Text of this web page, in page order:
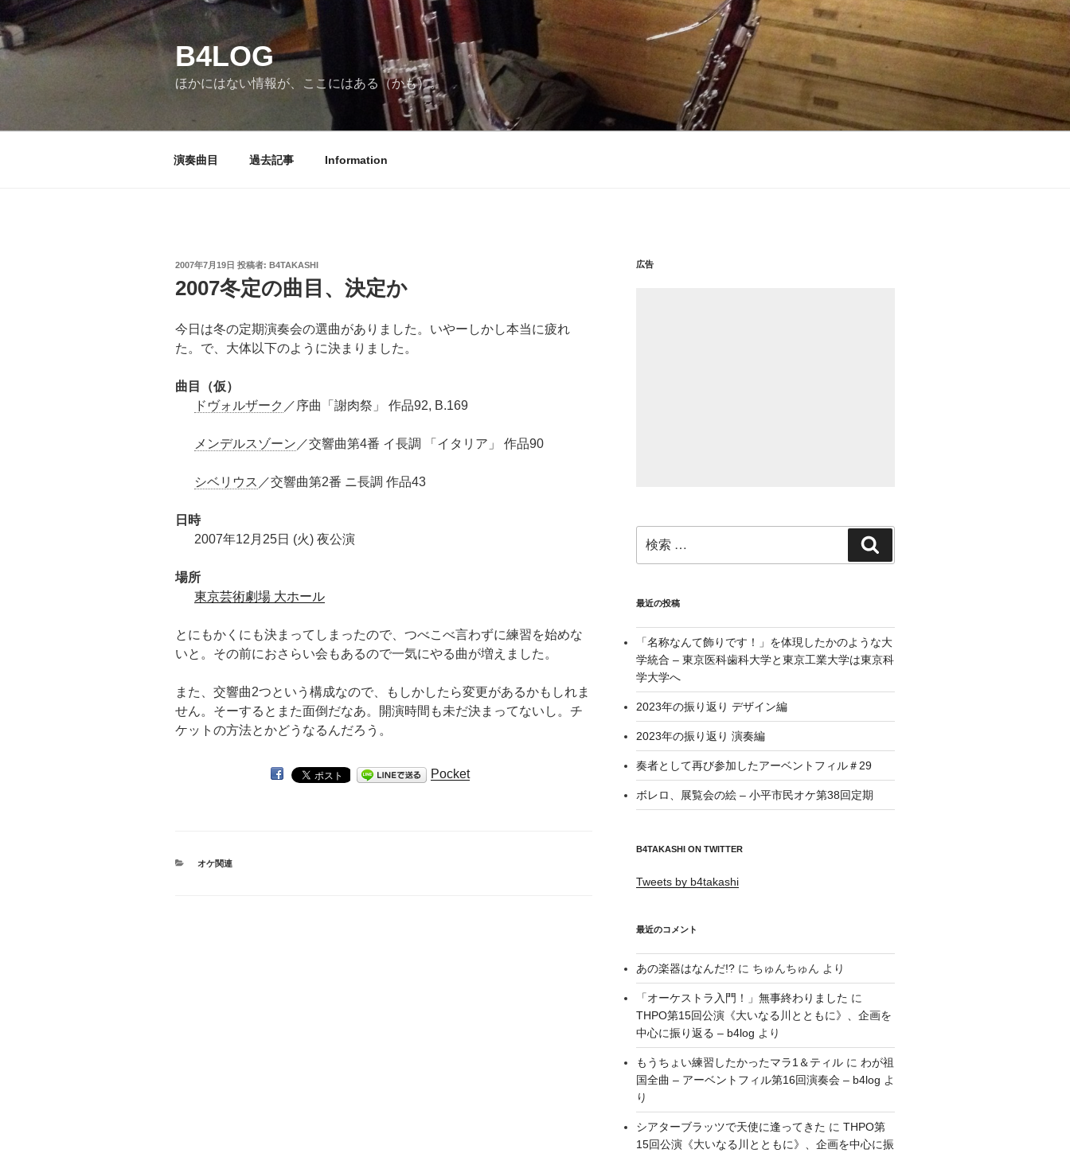
ン
テ
ン
B4LOG
ほかにはない情報が、ここにはある（かも）。
演奏曲目 過去記事 Information
投
日:
2007年7月19日 投稿者: B4TAKASHI
2007冬定の曲目、決定か
今日は冬の定期演奏会の選曲がありました。いやーしかし本当に疲れ
た。で、大体以下のように決まりました。
曲目（仮）
ドヴォルザーク ／序曲「謝肉祭」 作品92, B.169
メンデルスゾーン ／交響曲第4番 イ長調 「イタリア」 作品90
シベリウス ／交響曲第2番 ニ長調 作品43
日時
2007年12月25日 (火) 夜公演
場所
東京芸術劇場 大ホール
とにもかくにも決まってしまったので、つべこべ言わずに練習を始めな
いと。その前におさらい会もあるので一気にやる曲が増えました。
また、交響曲2つという構成なので、もしかしたら変更があるかもしれま
せん。そーするとまた面倒だなあ。開演時間も未だ決まってないし。チ
ケットの方法とかどうなるんだろう。
Pocket
カ
オケ関連
広告
索:
索
最近の投稿
「名称なんて飾りです！」を体現したかのような大
学統合 – 東京医科歯科大学と東京工業大学は東京科
学大学へ
2023年の振り返り デザイン編
2023年の振り返り 演奏編
奏者として再び参加したアーベントフィル＃29
ボレロ、展覧会の絵 – 小平市民オケ第38回定期
B4TAKASHI ON TWITTER
Tweets by b4takashi
最近のコメント
あの楽器はなんだ!?に ちゅんちゅん より
「オーケストラ入門！」無事終わりました に
THPO第15回公演《大いなる川とともに》、企画を
中心に振り返る – b4log より
もうちょい練習したかったマラ1＆ティルに わが祖
国全曲 – アーベントフィル第16回演奏会 – b4log よ
り
シアターブラッツで天使に逢ってきた に THPO第
15回公演《大いなる川とともに》、企画を中心に振